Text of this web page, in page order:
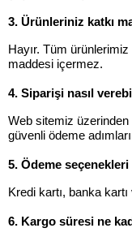
3. Ürünleriniz katkı
Hayır. Tüm
maddesi içermez.
4. Siparişi nasıl
Web sitemiz
güvenli ödeme
5. Ödeme
Kredi kartı, banka
6. Kargo süresi ne